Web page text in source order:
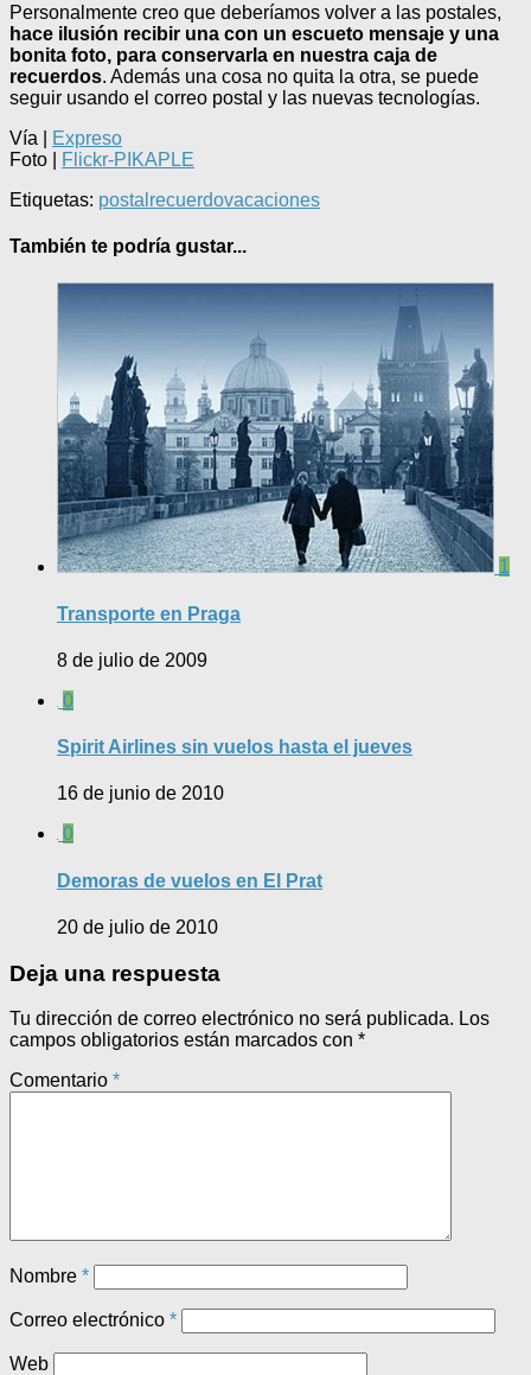
Personalmente creo que deberíamos volver a las postales,
hace ilusión recibir una con un escueto mensaje y una
bonita foto, para conservarla en nuestra caja de
recuerdos. Además una cosa no quita la otra, se puede
seguir usando el correo postal y las nuevas tecnologías.
Vía |
Expreso
Foto |
Flickr-PIKAPLE
Etiquetas: postal recuerdovacaciones
También te podría gustar...
1
Transporte en Praga
8 de julio de 2009
0
Spirit Airlines sin vuelos hasta el jueves
16 de junio de 2010
0
Demoras de vuelos en El Prat
20 de julio de 2010
Deja una respuesta
Tu dirección de correo electrónico no será publicada. Los
campos obligatorios están marcados con *
Comentario *
Nombre *
Correo electrónico *
Web